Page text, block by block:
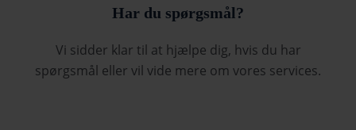
Har du spørgsmål?
Vi sidder klar til at hjælpe dig, hvis du har
spørgsmål eller vil vide mere om vores services.